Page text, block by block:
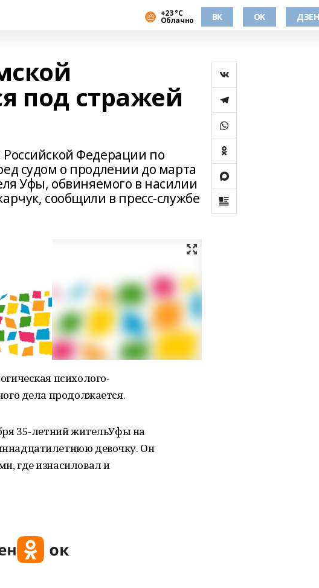
+23 °С
Облачно ВК OK ДЗЕН
под стражей
Федерации по
судом о продлении до марта
Уфы, обвиняемого в насилии
сообщили в пресс-службе
психолого-
дела продолжается.
35-летний жительУфы на
девочку. Он
где изнасиловал и